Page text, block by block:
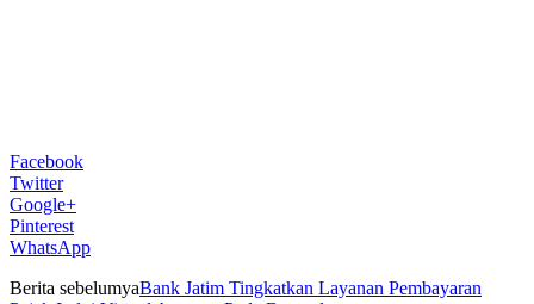
Facebook
Twitter
Google+
Pinterest
WhatsApp
Berita sebelumyaBank Jatim Tingkatkan Layanan Pembayaran